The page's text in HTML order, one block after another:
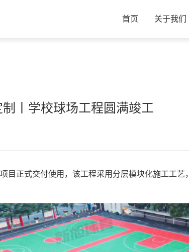
首页 关于我们
丨学校球场工程圆满竣工
目正式交付使用，该工程采用分层模块化施工工